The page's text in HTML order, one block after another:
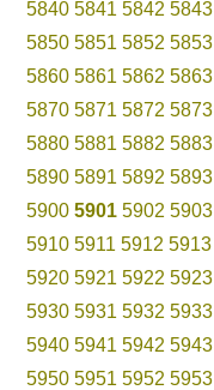
5840 5841 5842 5843
5850 5851 5852 5853
5860 5861 5862 5863
5870 5871 5872 5873
5880 5881 5882 5883
5890 5891 5892 5893
5900 5901 5902 5903
5910 5911 5912 5913
5920 5921 5922 5923
5930 5931 5932 5933
5940 5941 5942 5943
5950 5951 5952 5953